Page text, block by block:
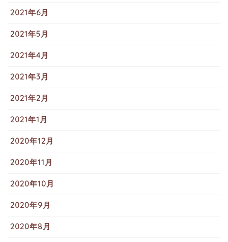
2021年6月
2021年5月
2021年4月
2021年3月
2021年2月
2021年1月
2020年12月
2020年11月
2020年10月
2020年9月
2020年8月